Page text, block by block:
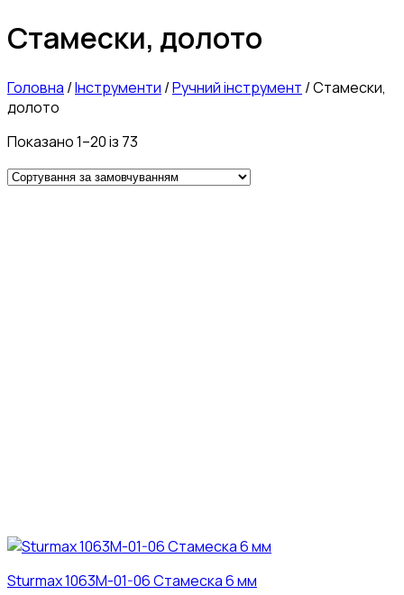
Стамески, долото
Головна /Інструменти /Ручний інструмент /Стамески,
долото
Показано 1–20 із 73
Sturmax 1063M-01-06 Стамеска 6 мм